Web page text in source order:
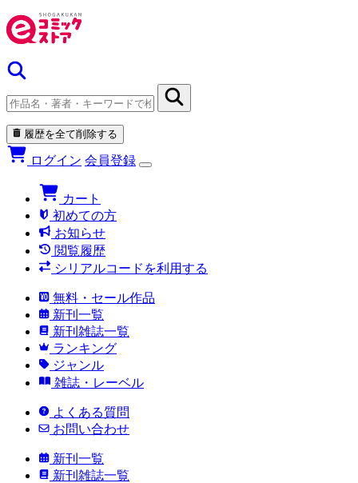
履歴を全て削除する
ログイン 会員登録
カート
初めての方
お知らせ
閲覧履歴
シリアルコードを利用する
無料・セール作品
新刊一覧
新刊雑誌一覧
ランキング
ジャンル
雑誌・レーベル
よくある質問
お問い合わせ
新刊一覧
新刊雑誌一覧